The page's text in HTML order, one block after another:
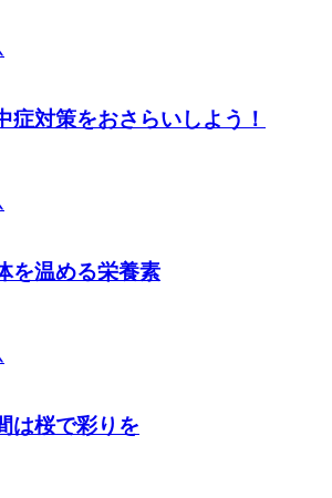
症対策をおさらいしよう！
を温める栄養素
は桜で彩りを